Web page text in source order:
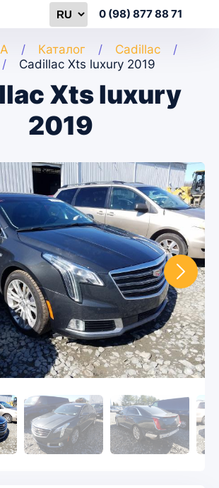
0 (98) 877 88 71
Каталог
Cadillac
Cadillac Xts luxury 2019
Xts luxury
2019